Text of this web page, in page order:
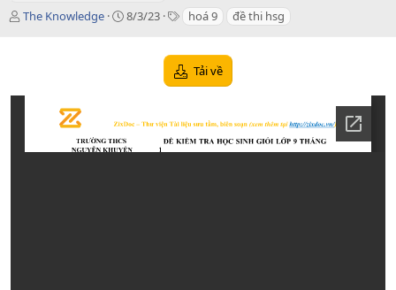
T
ả
The Knowledge
C
n
d
8/3/23
T
s
hoá 9 đề thi hsg
Tải về